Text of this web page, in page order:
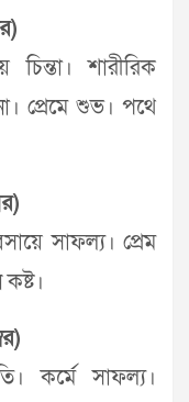
চিন্তা। শারীরিক
প্রেমে শুভ। পথে
সাফল্য। প্রেম
কর্মে সাফল্য।